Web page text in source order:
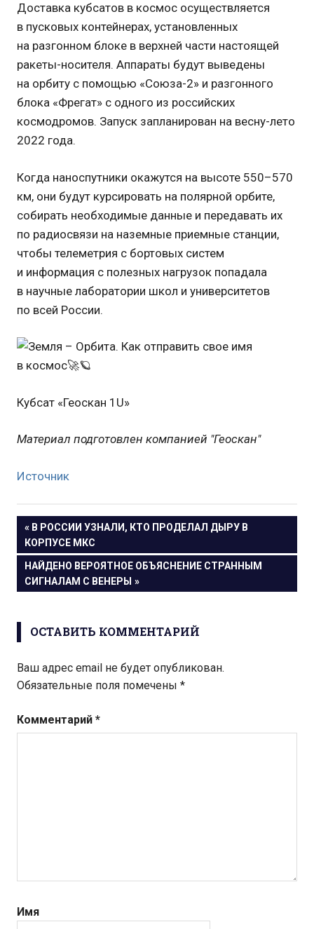
Доставка кубсатов в космос осуществляется
в пусковых контейнерах, установленных
на разгонном блоке в верхней части настоящей
ракеты-носителя. Аппараты будут выведены
на орбиту с помощью «Союза-2» и разгонного
блока «Фрегат» с одного из российских
космодромов. Запуск запланирован на весну-лето
2022 года.
Когда наноспутники окажутся на высоте 550–570
км, они будут курсировать на полярной орбите,
собирать необходимые данные и передавать их
по радиосвязи на наземные приемные станции,
чтобы телеметрия с бортовых систем
и информация с полезных нагрузок попадала
в научные лаборатории школ и университетов
по всей России.
Кубсат «Геоскан 1U»
Материал подготовлен компанией "Геоскан"
Источник
Навигация
по
записям
ПРЕДЫДУЩАЯ
ЗАПИСЬ:
В РОССИИ УЗНАЛИ, КТО ПРОДЕЛАЛ ДЫРУ В
КОРПУСЕ МКС
СЛЕДУЮЩАЯ
ЗАПИСЬ:
НАЙДЕНО ВЕРОЯТНОЕ ОБЪЯСНЕНИЕ СТРАННЫМ
СИГНАЛАМ С ВЕНЕРЫ
ОСТАВИТЬ КОММЕНТАРИЙ
Ваш адрес email не будет опубликован.
Обязательные поля помечены *
Комментарий *
Имя